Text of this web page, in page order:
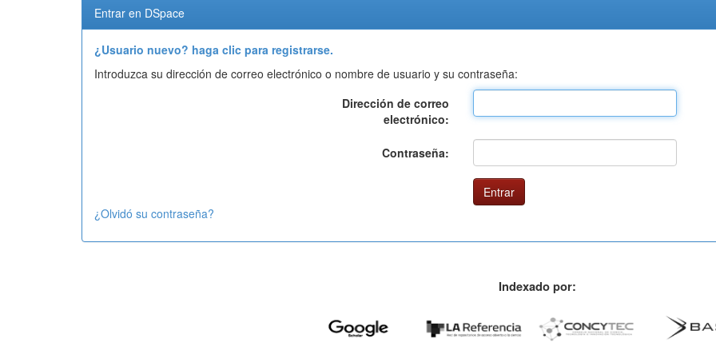
Entrar en DSpace
¿Usuario nuevo? haga clic para registrarse.
Introduzca su dirección de correo electrónico o nombre de usuario y su contraseña:
Dirección de correo
electrónico:
Contraseña:
¿Olvidó su contraseña?
Indexado por: